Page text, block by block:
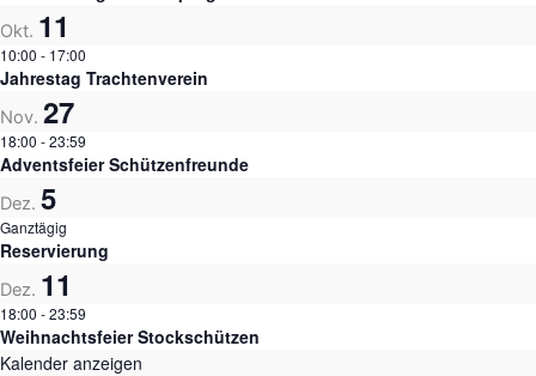
Okt. 11
10:00 - 17:00
Jahrestag Trachtenverein
Nov. 27
18:00 -23:59
Adventsfeier Schützenfreunde
Dez. 5
Ganztägig
Reservierung
Dez. 11
18:00 -23:59
Weihnachtsfeier Stockschützen
Kalender anzeigen